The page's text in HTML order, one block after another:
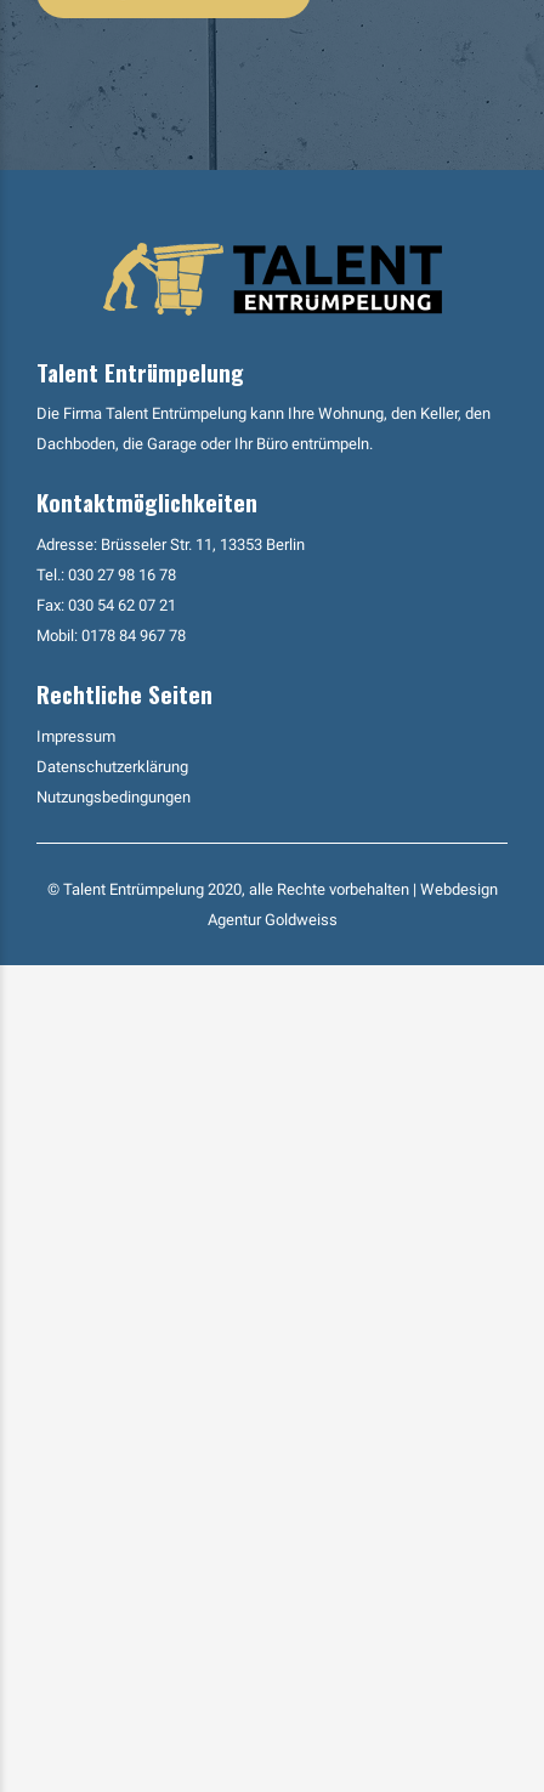
Talent Entrümpelung
Die Firma Talent Entrümpelung kann Ihre Wohnung, den Keller, den
Dachboden, die Garage oder Ihr Büro entrümpeln.
Kontaktmöglichkeiten
Adresse: Brüsseler Str. 11, 13353 Berlin
Tel.: 030 27 98 16 78
Fax: 030 54 62 07 21
Mobil: 0178 84 967 78
Rechtliche Seiten
Impressum
Datenschutzerklärung
Nutzungsbedingungen
© Talent Entrümpelung 2020, alle Rechte vorbehalten | Webdesign
Agentur Goldweiss